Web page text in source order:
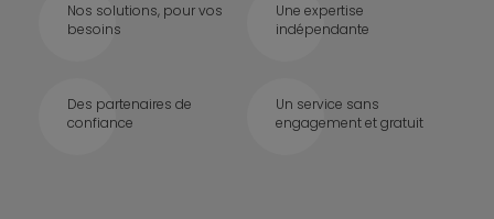
Nos solutions, pour vos
besoins
Une expertise
indépendante
Des partenaires de
confiance
Un service sans
engagement et gratuit